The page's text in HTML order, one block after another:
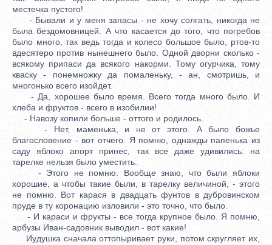
местечка пустого!
- Бывали и у меня запасы - не хочу солгать, никогда не
была бездомовницей. А что касается до того, что погребов
было много, так ведь тогда и колесо большое было, ртов-то
вдесятеро против нынешнего было. Одной дворни сколько -
всякому припаси да всякого накорми. Тому огурчика, тому
кваску - понемножку да помаленьку, - ан, смотришь, и
многонько всего изойдет.
- Да, хорошее было время. Всего тогда много было. И
хлеба и фруктов - всего в изобилии!
- Навозу копили больше - оттого и родилось.
- Нет, маменька, и не от этого. А было божье
благословение - вот отчего. Я помню, однажды папенька из
саду яблоко апорт принес, так все даже удивились: на
тарелке нельзя было уместить.
- Этого не помню. Вообще знаю, что были яблоки
хорошие, а чтобы такие были, в тарелку величиной, - этого
не помню. Вот карася в двадцать фунтов в дубровинском
пруде в ту коронацию изловили - это точно, что было.
- И караси и фрукты - все тогда крупное было. Я помню,
арбузы Иван-садовник выводил - вот какие!
Иудушка сначала оттопыривает руки, потом скругляет их,